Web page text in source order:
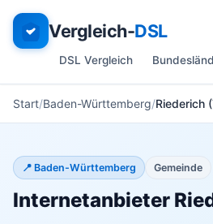
Vergleich-DSL
DSL Vergleich
Start Baden-Württemberg Riederich
📍 Baden-Württemberg Gemeinde
Internetanbieter